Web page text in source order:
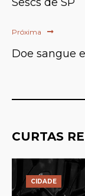
Próxima
Doe sangue
CURTAS
CIDADE